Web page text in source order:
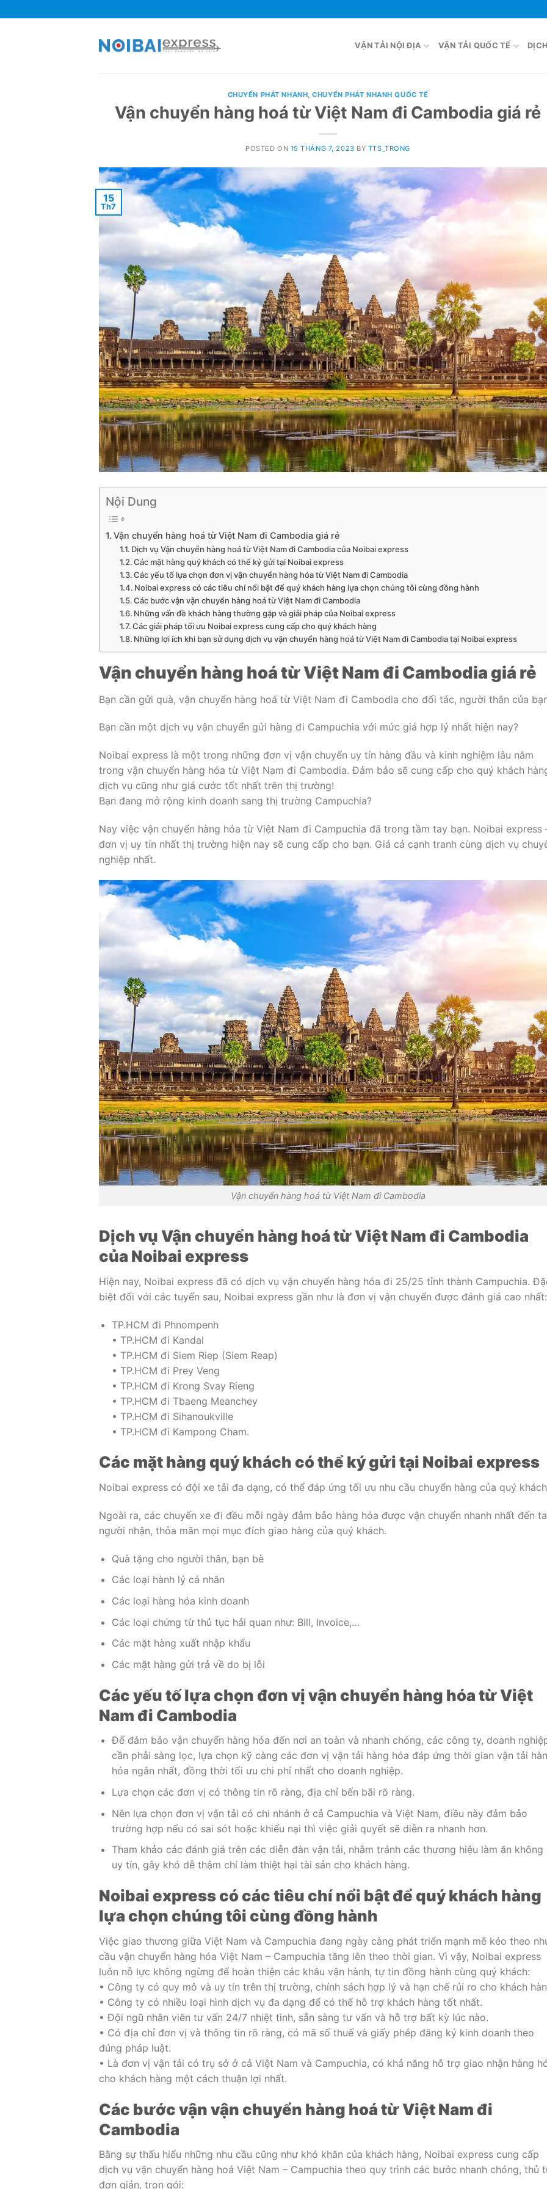
to
VẬN TẢI NỘI ĐỊA VẬN TẢI QUỐC TẾ
CHUYỂN PHÁT NHANH,CHUYỂN PHÁT NHANH QUỐC TẾ
Vận chuyển hàng hoá từ Việt Nam đi Cambodia giá rẻ
POSTED ON 15 THÁNG 7, 2023 BY TTS_TRONG
15
Th7
Nội Dung
Vận chuyển hàng hoá từ Việt Nam đi Cambodia giá rẻ
Dịch vụ Vận chuyển hàng hoá từ Việt Nam đi Cambodia của Noibai express
Các mặt hàng quý khách có thể ký gửi tại Noibai express
Các yếu tố lựa chọn đơn vị vận chuyển hàng hóa từ Việt Nam đi Cambodia
Noibai express có các tiêu chí nổi bật để quý khách hàng lựa chọn chúng tôi cùng đồng hành
Các bước vận vận chuyển hàng hoá từ Việt Nam đi Cambodia
Những vấn đề khách hàng thường gặp và giải pháp của Noibai express
Các giải pháp tối ưu Noibai express cung cấp cho quý khách hàng
Những lợi ích khi bạn sử dụng dịch vụ vận chuyển hàng hoá từ Việt Nam đi Cambodia tại Noibai express
Vận chuyển hàng hoá từ Việt Nam đi Cambodia giá rẻ
Bạn cần gửi quà, vận chuyển hàng hoá từ Việt Nam đi Cambodia cho đối tác, người thân của
Bạn cần một dịch vụ vận chuyển gửi hàng đi Campuchia với mức giá hợp lý nhất hiện nay?
Noibai express là một trong những đơn vị vận chuyển uy tín hàng đầu và kinh nghiệm lâu năm
trong vận chuyển hàng hóa từ Việt Nam đi Cambodia. Đảm bảo sẽ cung cấp cho quý khách
dịch vụ cũng như giá cước tốt nhất trên thị trường!
Bạn đang mở rộng kinh doanh sang thị trường Campuchia?
Nay việc vận chuyển hàng hóa từ Việt Nam đi Campuchia đã trong tầm tay bạn. Noibai express
đơn vị uy tín nhất thị trường hiện nay sẽ cung cấp cho bạn. Giá cả cạnh tranh cùng dịch vụ
nghiệp nhất.
Vận chuyển hàng hoá từ Việt Nam đi Cambodia
Dịch vụ Vận chuyển hàng hoá từ Việt Nam đi Cambodia
của Noibai express
Hiện nay, Noibai express đã có dịch vụ vận chuyển hàng hóa đi 25/25 tỉnh thành Campuchia.
biệt đối với các tuyến sau, Noibai express gần như là đơn vị vận chuyển được đánh giá cao nhất:
TP.HCM đi Phnompenh
• TP.HCM đi Kandal
• TP.HCM đi Siem Riep (Siem Reap)
• TP.HCM đi Prey Veng
• TP.HCM đi Krong Svay Rieng
• TP.HCM đi Tbaeng Meanchey
• TP.HCM đi Sihanoukville
• TP.HCM đi Kampong Cham.
Các mặt hàng quý khách có thể ký gửi tại Noibai express
Noibai express có đội xe tải đa dạng, có thể đáp ứng tối ưu nhu cầu chuyển hàng của quý
Ngoài ra, các chuyến xe đi đều mỗi ngày đảm bảo hàng hóa được vận chuyển nhanh nhất đến
người nhận, thỏa mãn mọi mục đích giao hàng của quý khách.
Quà tặng cho người thân, bạn bè
Các loại hành lý cá nhân
Các loại hàng hóa kinh doanh
Các loại chứng từ thủ tục hải quan như: Bill, Invoice,…
Các mặt hàng xuất nhập khẩu
Các mặt hàng gửi trả về do bị lỗi
Các yếu tố lựa chọn đơn vị vận chuyển hàng hóa từ Việt
Nam đi Cambodia
Để đảm bảo vận chuyển hàng hóa đến nơi an toàn và nhanh chóng, các công ty, doanh
cần phải sàng lọc, lựa chọn kỹ càng các đơn vị vận tải hàng hóa đáp ứng thời gian vận tải
hóa ngắn nhất, đồng thời tối ưu chi phí nhất cho doanh nghiệp.
Lựa chọn các đơn vị có thông tin rõ ràng, địa chỉ bến bãi rõ ràng.
Nên lựa chọn đơn vị vận tải có chi nhánh ở cả Campuchia và Việt Nam, điều này đảm bảo
trường hợp nếu có sai sót hoặc khiếu nại thì việc giải quyết sẽ diễn ra nhanh hơn.
Tham khảo các đánh giá trên các diễn đàn vận tải, nhằm tránh các thương hiệu làm ăn không
uy tín, gây khó dễ thậm chí làm thiệt hại tài sản cho khách hàng.
Noibai express có các tiêu chí nổi bật để quý khách hàng
lựa chọn chúng tôi cùng đồng hành
Việc giao thương giữa Việt Nam và Campuchia đang ngày càng phát triển mạnh mẽ kéo theo
cầu vận chuyển hàng hóa Việt Nam – Campuchia tăng lên theo thời gian. Vì vậy, Noibai express
luôn nỗ lực không ngừng để hoàn thiện các khâu vận hành, tự tin đồng hành cùng quý khách:
• Công ty có quy mô và uy tín trên thị trường, chính sách hợp lý và hạn chế rủi ro cho khách
• Công ty có nhiều loại hình dịch vụ đa dạng để có thể hỗ trợ khách hàng tốt nhất.
• Đội ngũ nhân viên tư vấn 24/7 nhiệt tình, sẵn sàng tư vấn và hỗ trợ bất kỳ lúc nào.
• Có địa chỉ đơn vị và thông tin rõ ràng, có mã số thuế và giấy phép đăng ký kinh doanh theo
đúng pháp luật.
• Là đơn vị vận tải có trụ sở ở cả Việt Nam và Campuchia, có khả năng hỗ trợ giao nhận hàng
cho khách hàng một cách thuận lợi nhất.
Các bước vận vận chuyển hàng hoá từ Việt Nam đi
Cambodia
Bằng sự thấu hiểu những nhu cầu cũng như khó khăn của khách hàng, Noibai express cung cấp
dịch vụ vận chuyển hàng hoá Việt Nam – Campuchia theo quy trình các bước nhanh chóng, thủ
đơn giản, trọn gói: